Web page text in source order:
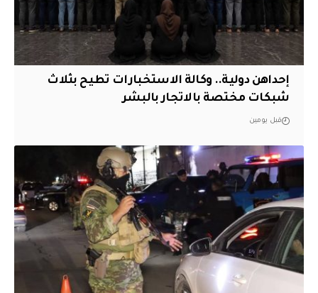
إحداهن دولية.. وكالة الاستخبارات تطيح بثلاث
شبكات مختصة بالاتجار بالبشر
قبل يومين